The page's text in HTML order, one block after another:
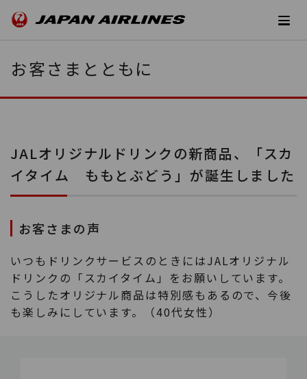
お客さまとともに
JALオリジナルドリンクの新商品、「スカ
イタイム ももとぶどう」が誕生しました
お客さまの声
いつもドリンクサービスのときにはJALオリジナル
ドリンクの「スカイタイム」をお願いしています。
こうしたオリジナル商品は特別感もあるので、今後
も楽しみにしています。（40代女性）